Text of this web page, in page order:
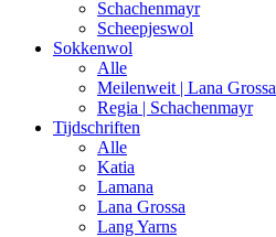
Schachenmayr
Scheepjeswol
Sokkenwol
Alle
Meilenweit | Lana Grossa
Regia | Schachenmayr
Tijdschriften
Alle
Katia
Lamana
Lana Grossa
Lang Yarns